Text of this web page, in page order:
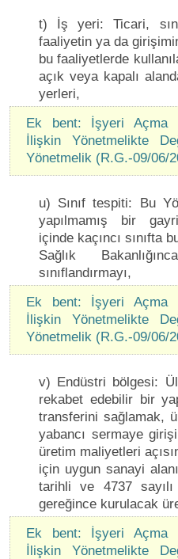
t) İş yeri: Ticari,
faaliyetin ya da
bu faaliyetlerde
açık veya kapalı
yerleri,
Ek bent: İşyeri Açma
İlişkin Yönetmelikte
Yönetmelik (R.G.-09/06/
u) Sınıf tespiti: Bu
yapılmamış bir
içinde kaçıncı sınıfta
Sağlık
sınıflandırmayı,
Ek bent: İşyeri Açma
İlişkin Yönetmelikte
Yönetmelik (R.G.-09/06/
v) Endüstri bölgesi:
rekabet edebilir bir
transferini sağlamak,
yabancı sermaye
üretim maliyetleri
için uygun sanayi
tarihli ve 4737
gereğince kurulacak
Ek bent: İşyeri Açma
İlişkin Yönetmelikte